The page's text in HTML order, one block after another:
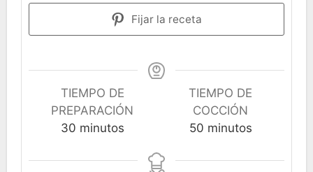
Fijar la receta
TIEMPO DE
PREPARACIÓN
30minutos
minutos
TIEMPO DE
COCCIÓN
50minutos
minutos